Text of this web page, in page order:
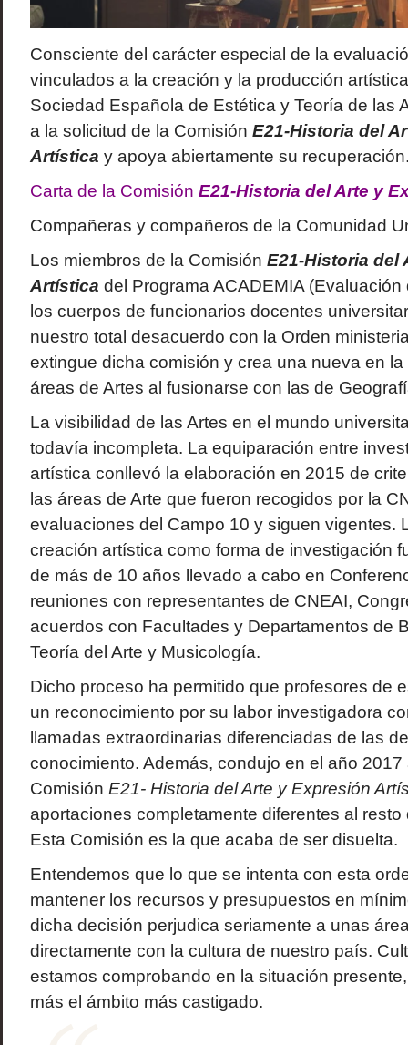
Consciente del carácter especial de la
vinculados a la creación y la producción
Sociedad Española de Estética y Teoría de las
a la solicitud de la Comisión E21-Historia del
Artística y apoya abiertamente su
Carta de la Comisión E21-Historia del Arte y
Compañeras y compañeros de la Comunidad
Los miembros de la Comisión E21-Historia del
Artística del Programa ACADEMIA
los cuerpos de funcionarios docentes
nuestro total desacuerdo con la Orden
extingue dicha comisión y crea una nueva en
áreas de Artes al fusionarse con las de
La visibilidad de las Artes en el mundo
todavía incompleta. La equiparación entre
artística conllevó la elaboración en 2015 de
las áreas de Arte que fueron recogidos por la
evaluaciones del Campo 10 y siguen vigentes.
creación artística como forma de investigación
de más de 10 años llevado a cabo en
reuniones con representantes de CNEAI,
acuerdos con Facultades y Departamentos de
Teoría del Arte y Musicología.
Dicho proceso ha permitido que profesores de
un reconocimiento por su labor investigadora
llamadas extraordinarias diferenciadas de las
conocimiento. Además, condujo en el año
Comisión E21- Historia del Arte y Expresión
aportaciones completamente diferentes al
Esta Comisión es la que acaba de ser disuelta.
Entendemos que lo que se intenta con esta
mantener los recursos y presupuestos en
dicha decisión perjudica seriamente a unas
directamente con la cultura de nuestro país.
estamos comprobando en la situación
más el ámbito más castigado.